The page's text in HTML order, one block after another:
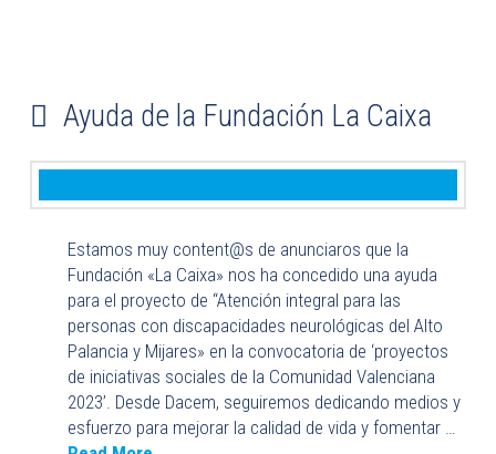
Ayuda de la Fundación La Caixa
Estamos muy content@s de anunciaros que la
Fundación «La Caixa» nos ha ​concedido una ayuda
para el proyecto de “Atención integral para las
personas con discapacidades neurológicas del Alto
Palancia y Mijares» en la convocatoria de ‘proyectos
de iniciativas sociales de la Comunidad Valenciana
2023’. Desde Dacem, seguiremos dedicando medios y
esfuerzo para mejorar la calidad de vida y fomentar …